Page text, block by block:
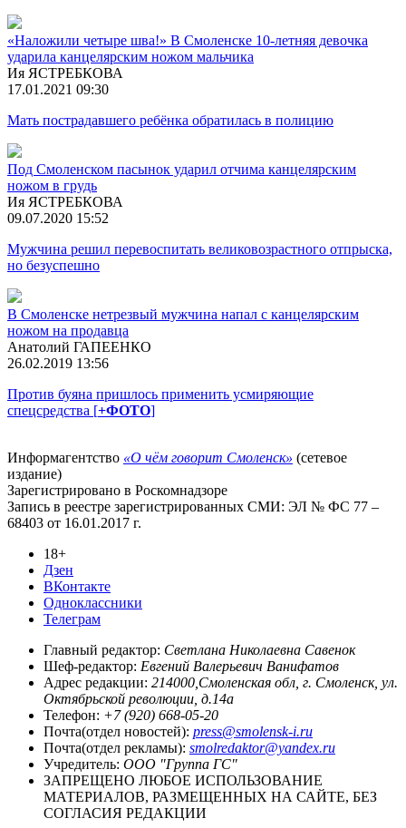
«Наложили четыре шва!» В Смоленске 10-летняя девочка
ударила канцелярским ножом мальчика
Ия ЯСТРЕБКОВА
17.01.2021 09:30
Мать пострадавшего ребёнка обратилась в полицию
Под Смоленском пасынок ударил отчима канцелярским
ножом в грудь
Ия ЯСТРЕБКОВА
09.07.2020 15:52
Мужчина решил перевоспитать великовозрастного отпрыска,
но безуспешно
В Смоленске нетрезвый мужчина напал с канцелярским
ножом на продавца
Анатолий ГАПЕЕНКО
26.02.2019 13:56
Против буяна пришлось применить усмиряющие
спецсредства [+ФОТО]
Информагентство «О чём говорит Смоленск» (сетевое
издание)
Зарегистрировано в Роскомнадзоре
Запись в реестре зарегистрированных СМИ: ЭЛ № ФС 77 –
68403 от 16.01.2017 г.
18+
Дзен
ВКонтакте
Одноклассники
Телеграм
Главный редактор: Светлана Николаевна Савенок
Шеф-редактор: Евгений Валерьевич Ванифатов
Адрес редакции: 214000,Смоленская обл, г. Смоленск, ул.
Октябрьской революции, д.14а
Телефон: +7 (920) 668-05-20
Почта(отдел новостей): press@smolensk-i.ru
Почта(отдел рекламы): smolredaktor@yandex.ru
Учредитель: ООО "Группа ГС"
ЗАПРЕЩЕНО ЛЮБОЕ ИСПОЛЬЗОВАНИЕ
МАТЕРИАЛОВ, РАЗМЕЩЕННЫХ НА САЙТЕ, БЕЗ
СОГЛАСИЯ РЕДАКЦИИ